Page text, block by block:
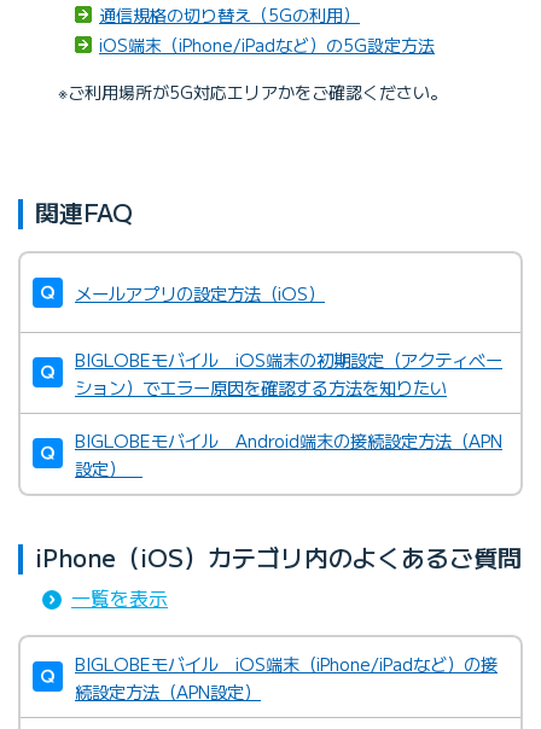
通信規格の切り替え（5Gの利用）
iOS端末（iPhone/iPadなど）の5G設定方法
※ご利用場所が5G対応エリアかをご確認ください。
関連FAQ
メールアプリの設定方法（iOS）
BIGLOBEモバイル iOS端末の初期設定（アクティベー
ション）でエラー原因を確認する方法を知りたい
BIGLOBEモバイル Android端末の接続設定方法（APN
設定）
iPhone（iOS）カテゴリ内のよくあるご質問
一覧を表示
BIGLOBEモバイル iOS端末（iPhone/iPadなど）の接
続設定方法（APN設定）